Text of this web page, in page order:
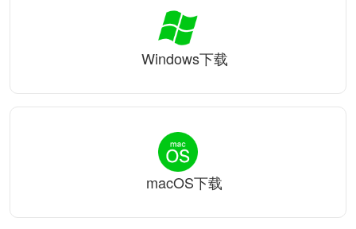
Windows下载
macOS下载